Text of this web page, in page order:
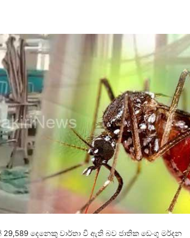
දෙනෙකු වාර්තා වී ඇති බව ජාතික ඩෙංගු මර්දන